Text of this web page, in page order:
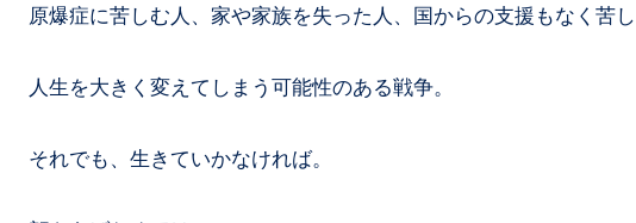
原爆症に苦しむ人、家や家族を失った人、国からの支援もなく苦
人生を大きく変えてしまう可能性のある戦争。
それでも、生きていかなければ。